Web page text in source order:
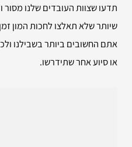
תדעו שצוות העובדים שלנו
שיותר שלא תאלצו לחכות המון
אתם החשובים ביותר בשבילנו
או סיוע אחר שתידרשו.